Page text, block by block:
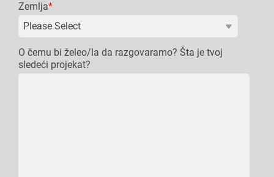
Zemlja*
O čemu bi želeo/la da razgovaramo? Šta je tvoj
sledeći projekat?